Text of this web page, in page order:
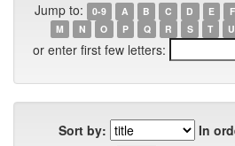
Jump to: 0-9 A B C D E F
M
N O P Q R S T U
or enter first few letters:
Sort by:
In